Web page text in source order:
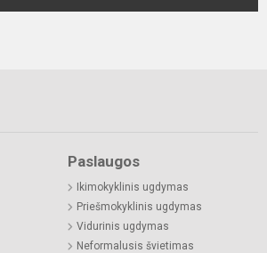
Paslaugos
Ikimokyklinis ugdymas
Priešmokyklinis ugdymas
Vidurinis ugdymas
Neformalusis švietimas